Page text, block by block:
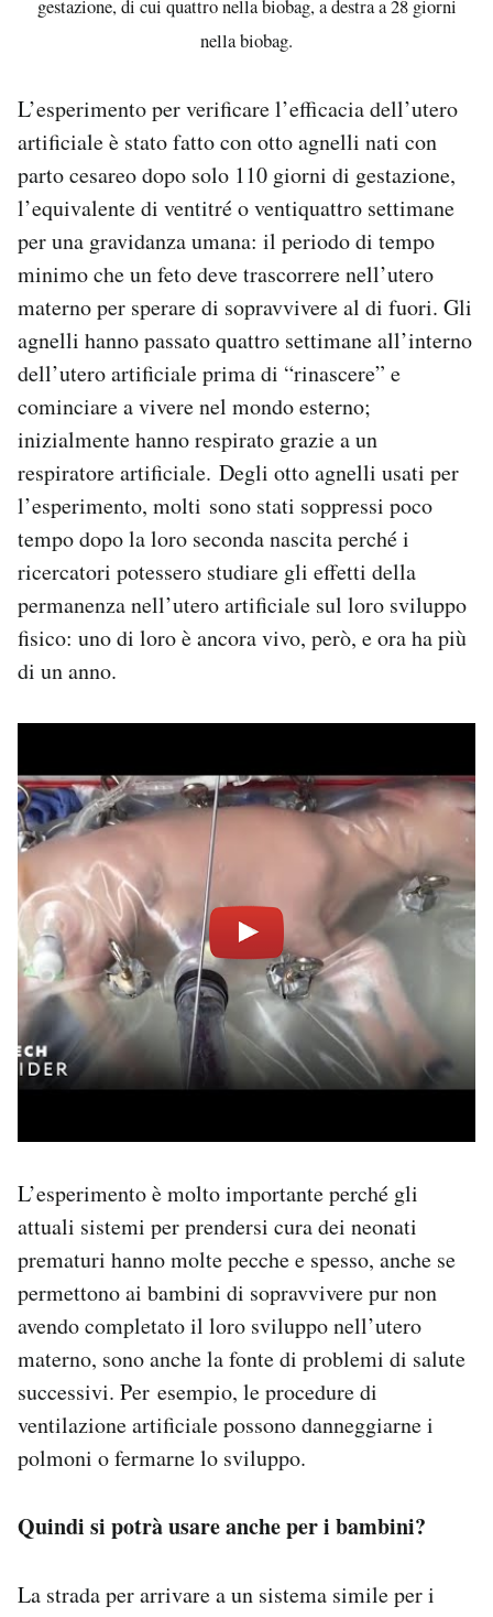
gestazione, di cui quattro nella biobag, a destra a 28 giorni
nella biobag.
L’esperimento per verificare l’efficacia dell’utero
artificiale è stato fatto con otto agnelli nati con
parto cesareo dopo solo 110 giorni di gestazione,
l’equivalente di ventitré o ventiquattro settimane
per una gravidanza umana: il periodo di tempo
minimo che un feto deve trascorrere nell’utero
materno per sperare di sopravvivere al di fuori. Gli
agnelli hanno passato quattro settimane all’interno
dell’utero artificiale prima di “rinascere” e
cominciare a vivere nel mondo esterno;
inizialmente hanno respirato grazie a un
respiratore artificiale. Degli otto agnelli usati per
l’esperimento, molti sono stati soppressi poco
tempo dopo la loro seconda nascita perché i
ricercatori potessero studiare gli effetti della
permanenza nell’utero artificiale sul loro sviluppo
fisico: uno di loro è ancora vivo, però, e ora ha più
di un anno.
L’esperimento è molto importante perché gli
attuali sistemi per prendersi cura dei neonati
prematuri hanno molte pecche e spesso, anche se
permettono ai bambini di sopravvivere pur non
avendo completato il loro sviluppo nell’utero
materno, sono anche la fonte di problemi di salute
successivi. Per esempio, le procedure di
ventilazione artificiale possono danneggiarne i
polmoni o fermarne lo sviluppo.
Quindi si potrà usare anche per i bambini?
La strada per arrivare a un sistema simile per i